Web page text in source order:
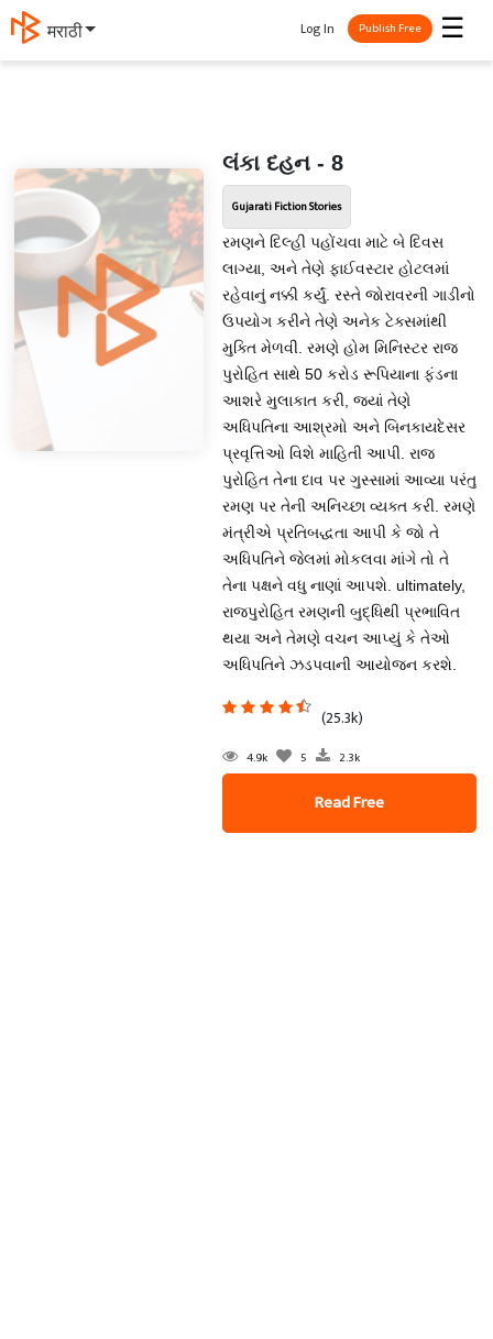
मराठी ☰
Log In Publish Free
લંકા દહન - 8
Gujarati Fiction Stories
રમણને દિલ્હી પહોંચવા માટે બે દિવસ
લાગ્યા, અને તેણે ફાઈવસ્ટાર હોટલમાં
રહેવાનું નક્કી કર્યું. રસ્તે જોરાવરની ગાડીનો
ઉપયોગ કરીને તેણે અનેક ટેક્સમાંથી
મુક્તિ મેળવી. રમણે હોમ મિનિસ્ટર રાજ
પુરોહિત સાથે 50 કરોડ રૂપિયાના ફંડના
આશરે મુલાકાત કરી, જ્યાં તેણે
અધિપતિના આશ્રમો અને બિનકાયદેસર
પ્રવૃત્તિઓ વિશે માહિતી આપી. રાજ
પુરોહિત તેના દાવ પર ગુસ્સામાં આવ્યા પરંતુ
રમણ પર તેની અનિચ્છા વ્યક્ત કરી. રમણે
મંત્રીએ પ્રતિબદ્ધતા આપી કે જો તે
અધિપતિને જેલમાં મોકલવા માંગે તો તે
તેના પક્ષને વધુ નાણાં આપશે. ultimately,
રાજપુરોહિત રમણની બુદ્ધિથી પ્રભાવિત
થયા અને તેમણે વચન આપ્યું કે તેઓ
અધિપતિને ઝડપવાની આયોજન કરશે.
(25.3k)
4.9k 5 2.3k
Read Free